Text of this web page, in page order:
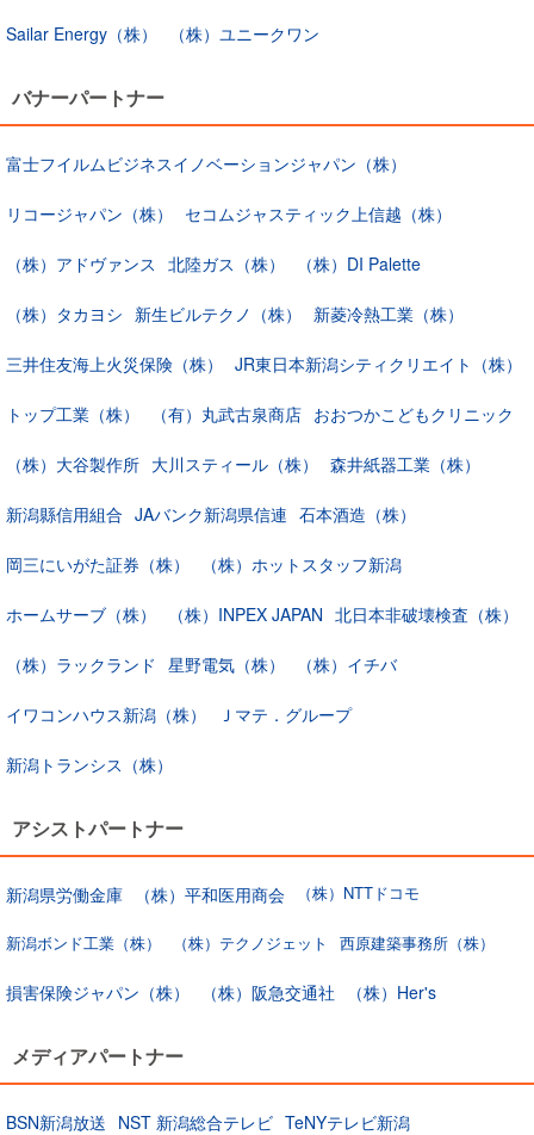
Sailar Energy（株） （株）ユニークワン
バナーパートナー
富士フイルムビジネスイノベーションジャパン（株）
リコージャパン（株） セコムジャスティック上信越（株）
（株）アドヴァンス 北陸ガス（株） （株）DI Palette
（株）タカヨシ 新生ビルテクノ（株） 新菱冷熱工業（株）
三井住友海上火災保険（株） JR東日本新潟シティクリエイト（株）
トップ工業（株） （有）丸武古泉商店 おおつかこどもクリニック
（株）大谷製作所 大川スティール（株） 森井紙器工業（株）
新潟縣信用組合 JAバンク新潟県信連 石本酒造（株）
岡三にいがた証券（株） （株）ホットスタッフ新潟
ホームサーブ（株） （株）INPEX JAPAN 北日本非破壊検査（株）
（株）ラックランド 星野電気（株） （株）イチバ
イワコンハウス新潟（株） Ｊマテ．グループ
新潟トランシス（株）
アシストパートナー
新潟県労働金庫 （株）平和医用商会 （株）NTTドコモ
新潟ボンド工業（株） （株）テクノジェット 西原建築事務所（株）
損害保険ジャパン（株） （株）阪急交通社 （株）Her's
メディアパートナー
BSN新潟放送 NST 新潟総合テレビ TeNYテレビ新潟